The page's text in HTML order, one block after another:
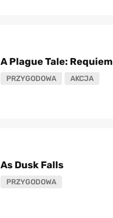
A Plague Tale: Requiem
PRZYGODOWA AKCJA
As Dusk Falls
PRZYGODOWA